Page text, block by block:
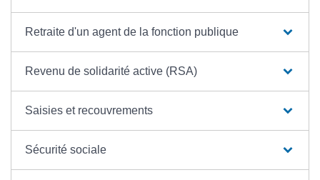
Retraite d'un agent de la fonction publique
Revenu de solidarité active (RSA)
Saisies et recouvrements
Sécurité sociale